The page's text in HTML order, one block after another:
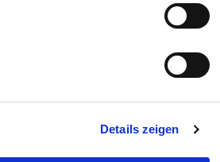
Details zeigen